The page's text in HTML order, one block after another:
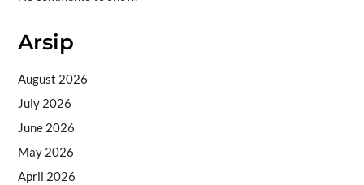
Arsip
August 2026
July 2026
June 2026
May 2026
April 2026